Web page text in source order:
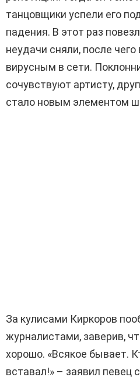
танцовщики успели его
падения. В этот раз
неудачи сняли, после
вирусным в сети.
сочувствуют артисту,
стало новым элементом
За кулисами Киркоров
журналистами, заверив,
хорошо. «Всякое бывает.
вставал!» – заявил певец